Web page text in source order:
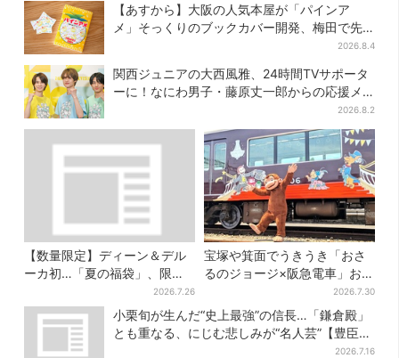
【あすから】大阪の人気本屋が「パインア
メ」そっくりのブックカバー開発、梅田で先
2026.8.4
関西ジュニアの大西風雅、24時間TVサポータ
ーに！なにわ男子・藤原丈一郎からの応援メ
2026.8.2
【数量限定】ディーン＆デル
ーカ初…「夏の福袋」、限定
トートバッグなど！8種のアイ
テムが勢ぞろい
2026.7.26
宝塚や箕面でうきうき「おさ
るのジョージ×阪急電車」お披
露目！マルーンの制服で神
戸・宝塚・京都各線に添乗
2026.7.30
小栗旬が生んだ“史上最強”の信長…「鎌倉殿」
とも重なる、にじむ悲しみが“名人芸”【豊臣兄
2026.7.16